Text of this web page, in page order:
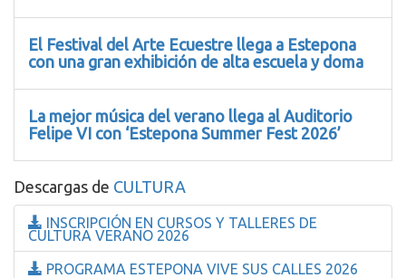
El Festival del Arte Ecuestre llega a Estepona
con una gran exhibición de alta escuela y doma
La mejor música del verano llega al Auditorio
Felipe VI con ‘Estepona Summer Fest 2026’
Descargas de CULTURA
INSCRIPCIÓN EN CURSOS Y TALLERES DE
CULTURA VERANO 2026
PROGRAMA ESTEPONA VIVE SUS CALLES 2026